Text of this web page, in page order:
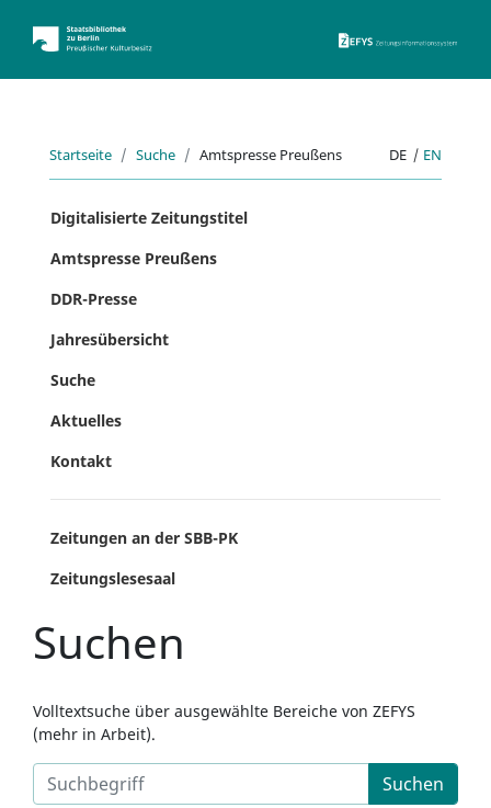
Startseite Suche Amtspresse Preußens DE | EN
Digitalisierte Zeitungstitel
Amtspresse Preußens
DDR-Presse
Jahresübersicht
Suche
Aktuelles
Kontakt
Zeitungen an der SBB-PK
Zeitungslesesaal
Suchen
Volltextsuche über ausgewählte Bereiche von ZEFYS
(mehr in Arbeit).
Suchen